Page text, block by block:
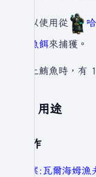
可以使用從
重魚餌來捕獲。
釣上鮪魚時，
用途
製作
檔案:瓦爾海姆